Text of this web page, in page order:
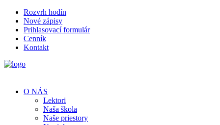
Rozvrh hodín
Nové zápisy
Prihlasovací formulár
Cenník
Kontakt
O NÁS
Lektori
Naša škola
Naše priestory